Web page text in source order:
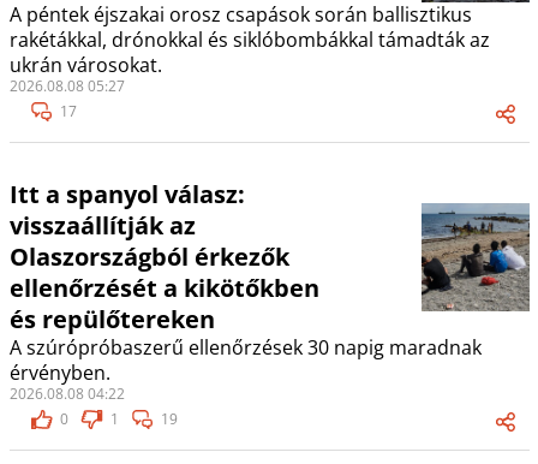
A péntek éjszakai orosz csapások során ballisztikus
rakétákkal, drónokkal és siklóbombákkal támadták az
ukrán városokat.
2026.08.08 05:27
17
Itt a spanyol válasz:
visszaállítják az
Olaszországból érkezők
ellenőrzését a kikötőkben
és repülőtereken
A szúrópróbaszerű ellenőrzések 30 napig maradnak
érvényben.
2026.08.08 04:22
0
1 19